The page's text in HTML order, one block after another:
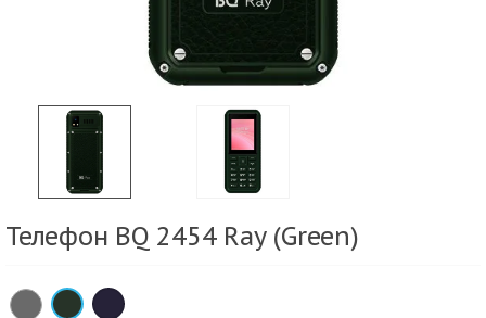
Телефон BQ 2454 Ray (Green)
× ×